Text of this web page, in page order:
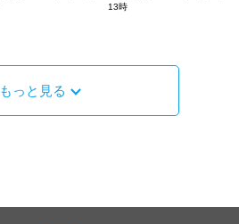
13時
もっと見る